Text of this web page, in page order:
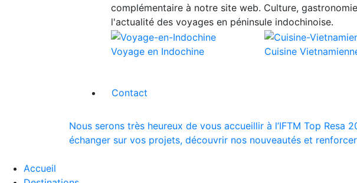
complémentaire à notre site web. Culture,
l'actualité des voyages en péninsule indochinoise.
Voyage en Indochine Cuisine
Contact
Nous serons très heureux de vous accueillir à l’IFTM Top
échanger sur vos projets, découvrir nos nouveautés et
Accueil